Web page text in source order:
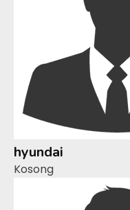
hyundai
Kosong